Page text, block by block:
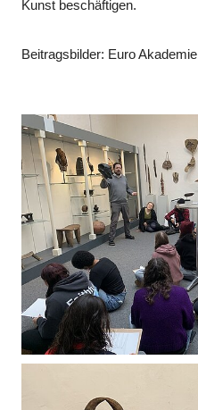
Kunst beschäftigen.
Beitragsbilder: Euro Akademie